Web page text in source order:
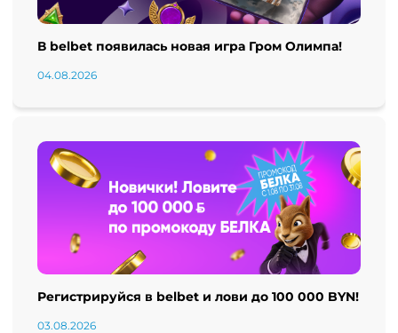
В belbet появилась новая игра Гром Олимпа!
04.08.2026
Регистрируйся в belbet и лови до 100 000 BYN!
03.08.2026